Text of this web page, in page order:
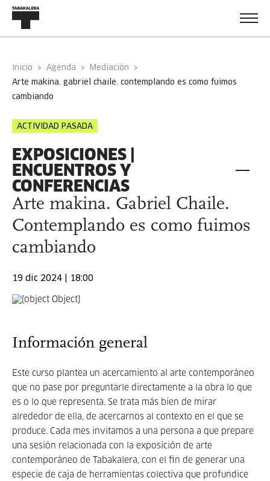
Inicio Agenda
Mediación
arte makina. gabriel chaile. contemplando es como fuimos
cambiando
ACTIVIDAD PASADA
EXPOSICIONES |
ENCUENTROS Y
CONFERENCIAS
Arte makina. Gabriel Chaile.
Contemplando es como fuimos
cambiando
19 dic 2024 | 18:00
Información general
Este curso plantea un acercamiento al arte contemporáneo
que no pase por preguntarle directamente a la obra lo que
es o lo que representa. Se trata más bien de mirar
alrededor de ella, de acercarnos al contexto en el que se
produce. Cada mes invitamos a una persona a que prepare
una sesión relacionada con la exposición de arte
contemporáneo de Tabakalera, con el fin de generar una
especie de caja de herramientas colectiva que profundice